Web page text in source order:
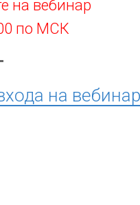
на вебинар
по МСК
на